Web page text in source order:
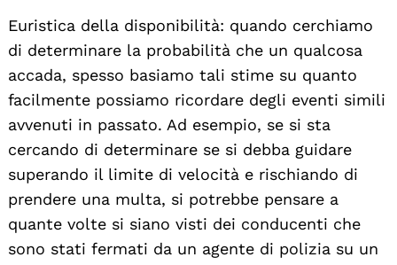
Euristica della disponibilità: quando cerchiamo
di determinare la probabilità che un qualcosa
accada, spesso basiamo tali stime su quanto
facilmente possiamo ricordare degli eventi simili
avvenuti in passato. Ad esempio, se si sta
cercando di determinare se si debba guidare
superando il limite di velocità e rischiando di
prendere una multa, si potrebbe pensare a
quante volte si siano visti dei conducenti che
sono stati fermati da un agente di polizia su un